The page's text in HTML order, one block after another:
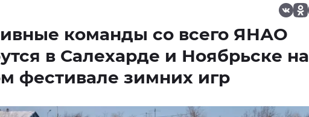
команды со всего ЯНАО
в Салехарде и Ноябрьске на
фестивале зимних игр